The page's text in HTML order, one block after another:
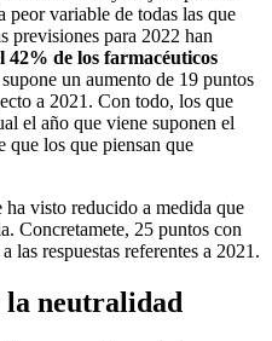
peor variable de todas las que
previsiones para 2022 han
42% de los farmacéuticos
un aumento de 19 puntos
a 2021. Con todo, los que
el año que viene suponen el
que los que piensan que
visto reducido a medida que
Concretamete, 25 puntos con
las respuestas referentes a 2021.
la neutralidad